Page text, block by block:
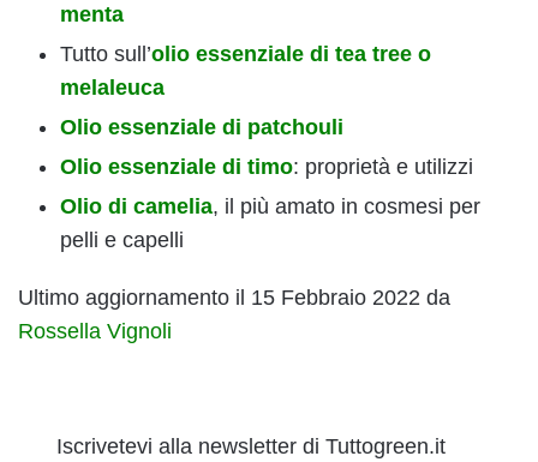
menta
Tutto sull’olio essenziale di tea tree o
melaleuca
Olio essenziale di patchouli
Olio essenziale di timo: proprietà e utilizzi
Olio di camelia, il più amato in cosmesi per
pelli e capelli
Ultimo aggiornamento il 15 Febbraio 2022 da
Rossella Vignoli
Iscrivetevi alla newsletter di Tuttogreen.it